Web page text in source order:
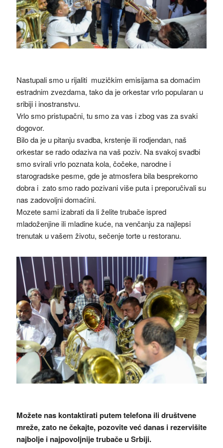
Nastupali smo u rijaliti muzičkim emisijama sa domaćim
estradnim zvezdama, tako da je orkestar vrlo popularan u
sribiji i inostranstvu.
Vrlo smo pristupačni, tu smo za vas i zbog vas za svaki
dogovor.
Bilo da je u pitanju svadba, krstenje ili rodjendan, naš
orkestar se rado odaziva na vaš poziv. Na svakoj svadbi
smo svirali vrlo poznata kola, čočeke, narodne i
starogradske pesme, gde je atmosfera bila besprekorno
dobra i zato smo rado pozivani više puta i preporučivali su
nas zadovoljni domaćini.
Mozete sami izabrati da li želite trubače ispred
mladoženjine ili mladine kuće, na venčanju za najlepsi
trenutak u vašem životu, sečenje torte u restoranu.
Možete nas kontaktirati putem telefona ili društvene
mreže, zato ne čekajte, pozovite već danas i rezervišite
najbolje i najpovoljnije trubače u Srbiji.